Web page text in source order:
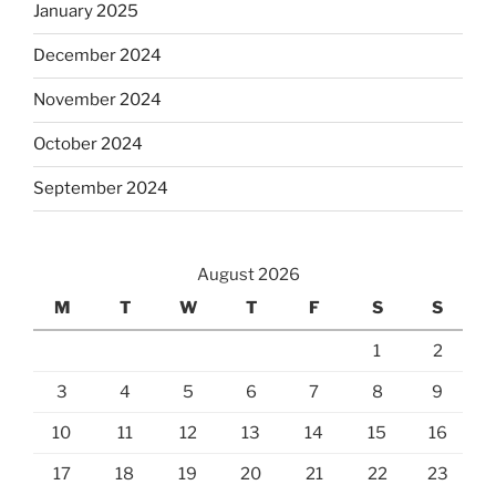
January 2025
December 2024
November 2024
October 2024
September 2024
August 2026
M
T W T F S S
1 2
3 4 5 6 7 8 9
10 11 12 13 14 15 16
17 18 19 20 21 22 23